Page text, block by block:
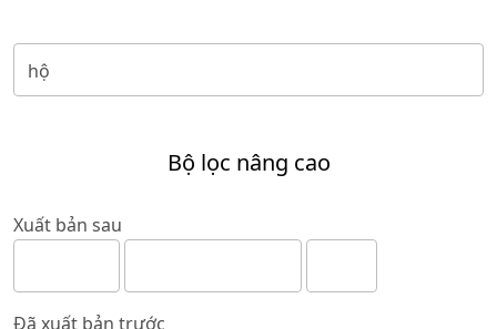
Bộ lọc nâng cao
Xuất bản sau
Đã xuất bản trước